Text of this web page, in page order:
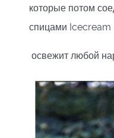
которые потом
спицами Icecream
освежит любой